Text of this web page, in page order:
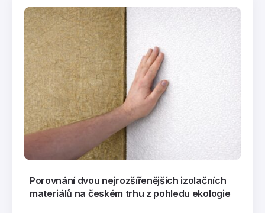
Porovnání dvou nejrozšířenějších izolačních
materiálů na českém trhu z pohledu ekologie